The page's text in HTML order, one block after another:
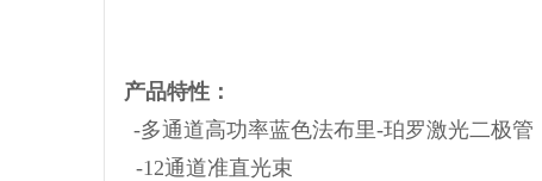
产品特性：
-多通道高功率蓝色法布里-珀罗激光二极管
-12通道准直光束